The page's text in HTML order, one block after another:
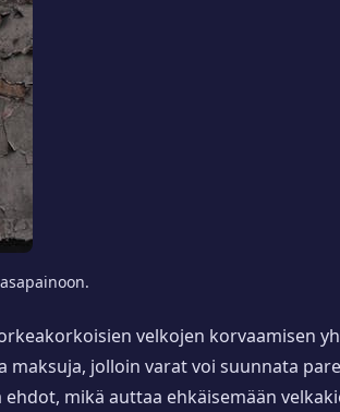
velkojen korvaamisen
maksuja, jolloin varat voi suunnata
mikä auttaa ehkäisemään